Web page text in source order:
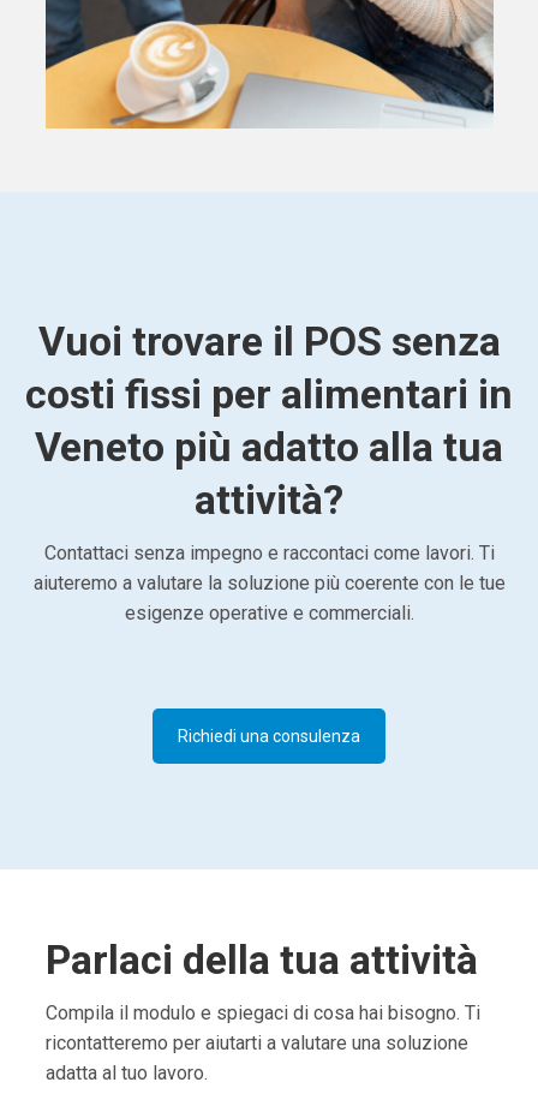
Vuoi trovare il POS senza
costi fissi per alimentari in
Veneto più adatto alla tua
attività?
Contattaci senza impegno e raccontaci come lavori. Ti
aiuteremo a valutare la soluzione più coerente con le tue
esigenze operative e commerciali.
Richiedi una consulenza
Parlaci della tua attività
Compila il modulo e spiegaci di cosa hai bisogno. Ti
ricontatteremo per aiutarti a valutare una soluzione
adatta al tuo lavoro.